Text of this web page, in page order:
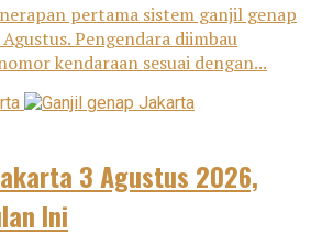
pertama sistem ganjil genap
Pengendara diimbau
kendaraan sesuai dengan...
3 Agustus 2026,
Ini